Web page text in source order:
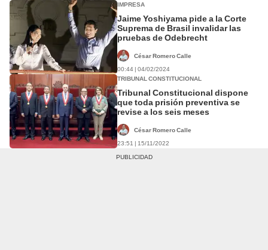
IMPRESA
Jaime Yoshiyama pide a la Corte
Suprema de Brasil invalidar las
pruebas de Odebrecht
César Romero Calle
00:44 | 04/02/2024
TRIBUNAL CONSTITUCIONAL
Tribunal Constitucional dispone
que toda prisión preventiva se
revise a los seis meses
César Romero Calle
23:51 | 15/11/2022